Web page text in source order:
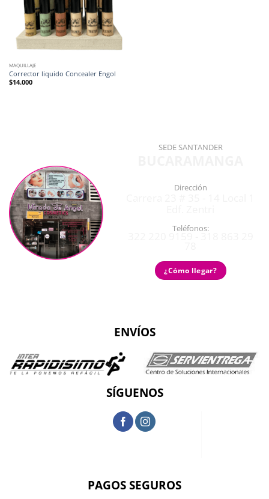
MAQUILLAJE
Corrector liquido Concealer Engol
$14.000
SEDE SANTANDER
Dirección
Teléfonos:
¿Cómo llegar?
ENVÍOS
SÍGUENOS
PAGOS SEGUROS